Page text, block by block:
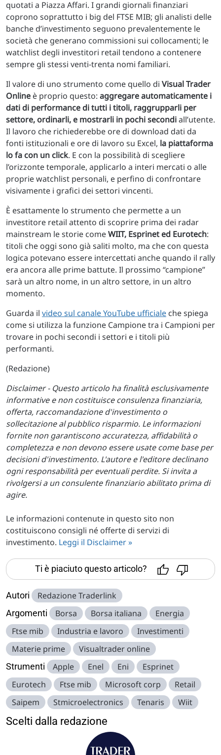
quotati a Piazza Affari. I grandi giornali finanziari
coprono soprattutto i big del FTSE MIB; gli analisti delle
banche d’investimento seguono prevalentemente le
società che generano commissioni sui collocamenti; le
watchlist degli investitori retail tendono a contenere
sempre gli stessi venti-trenta nomi familiari.
Il valore di uno strumento come quello di Visual Trader
Online è proprio questo: aggregare automaticamente i
dati di performance di tutti i titoli, raggrupparli per
settore, ordinarli, e mostrarli in pochi secondiall’utente.
Il lavoro che richiederebbe ore di download dati da
fonti istituzionali e ore di lavoro su Excel, la piattaforma
lo fa con un click. E con la possibilità di scegliere
l’orizzonte temporale, applicarlo a interi mercati o alle
proprie watchlist personali, e perfino di confrontare
visivamente i grafici dei settori vincenti.
È esattamente lo strumento che permette a un
investitore retail attento di scoprire prima dei radar
mainstream le storie comeWIIT, Esprinet ed Eurotech:
titoli che oggi sono già saliti molto, ma che con questa
logica potevano essere intercettati anche quando il rally
era ancora alle prime battute. Il prossimo “campione”
sarà un altro nome, in un altro settore, in un altro
momento.
Guarda il video sul canale YouTube ufficiale che spiega
come si utilizza la funzione Campione tra i Campioni per
trovare in pochi secondi i settori e i titoli più
performanti.
(Redazione)
Disclaimer - Questo articolo ha finalità esclusivamente
informative e non costituisce consulenza finanziaria,
offerta, raccomandazione d'investimento o
sollecitazione al pubblico risparmio. Le informazioni
fornite non garantiscono accuratezza, affidabilità o
completezza e non devono essere usate come base per
decisioni d'investimento. L'autore e l'editore declinano
ogni responsabilità per eventuali perdite. Si invita a
rivolgersi a un consulente finanziario abilitato prima di
agire.
Le informazioni contenute in questo sito non
costituiscono consigli né offerte di servizi di
investimento. Leggi il Disclaimer »
Ti è piaciuto questo articolo?
Autori Redazione Traderlink
Argomenti Borsa Borsa italiana
Energia
Ftse mib
Industria e lavoro
Investimenti
Materie prime
Visualtrader online
Strumenti Apple Enel Eni
Esprinet
Eurotech
Ftse mib Microsoft corp
Retail
Saipem
Stmicroelectronics Tenaris Wiit
Scelti dalla redazione